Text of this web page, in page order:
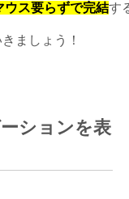
ウス要らずで完結す
ましょう！
ションを表